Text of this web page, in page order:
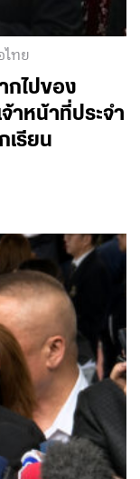
ทย
กไปของ
าหน้าที่ประจำ
เรียน